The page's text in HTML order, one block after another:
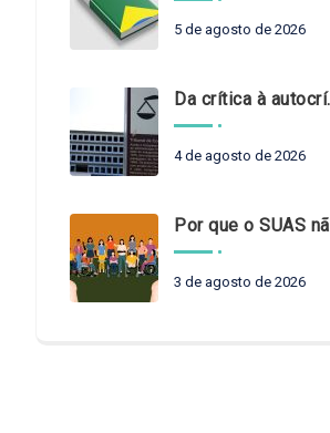
5 de agosto de 2026
Da crítica à autocrítica: Tribunais de Contas sob um novo olhar?
4 de agosto de 2026
Por que o SUAS não pode esperar?
3 de agosto de 2026